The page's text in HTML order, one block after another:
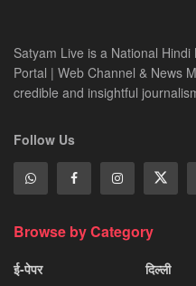
Satyam Live is a National
Portal | Web Channel & News
credible and insightful
Follow Us
Browse by Category
ई-पेपर
दिल्ली